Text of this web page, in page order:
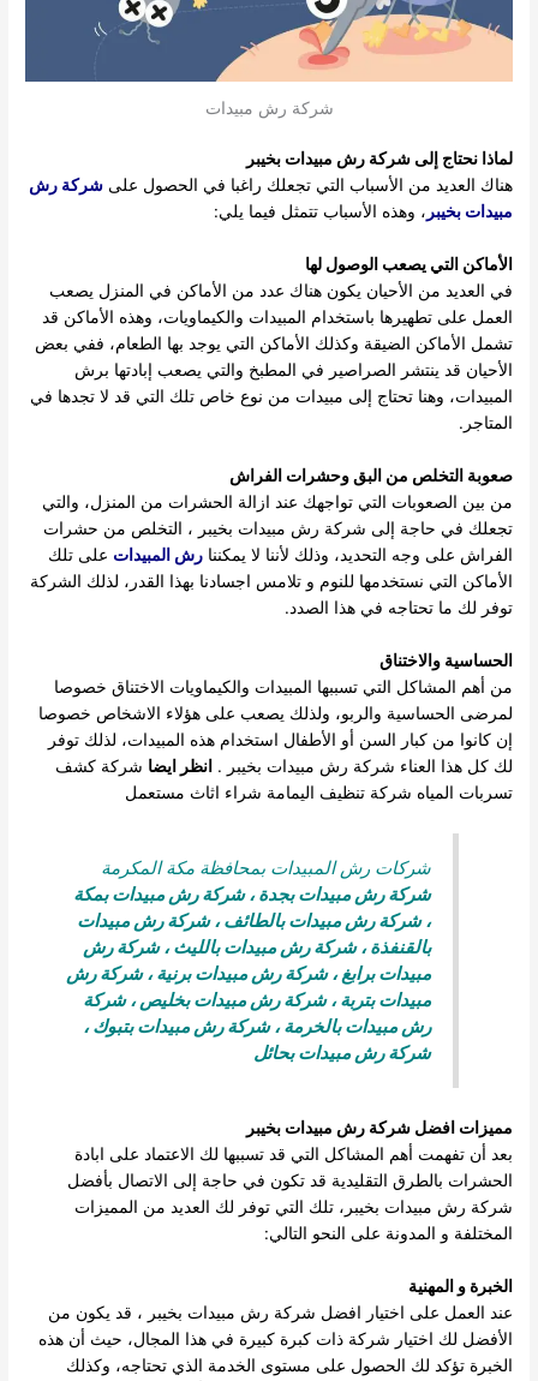
شركة رش مبيدات
لماذا نحتاج إلىشركة رش مبيدات بخيبر
هناك العديد من الأسباب التي تجعلك راغبا في الحصول علىشركة رش
مبيدات بخيبر ، وهذه الأسباب تتمثل فيما يلي:
الأماكن التي يصعب الوصول لها
في العديد من الأحيان يكون هناك عدد من الأماكن في المنزل يصعب
العمل على تطهيرها باستخدام المبيدات والكيماويات، وهذه الأماكن قد
تشمل الأماكن الضيقة وكذلك الأماكن التي يوجد بها الطعام، ففي بعض
الأحيان قد ينتشر الصراصير في المطبخ والتي يصعب إبادتها برش
المبيدات، وهنا تحتاج إلى مبيدات من نوع خاص تلك التي قد لا تجدها في
المتاجر.
صعوبة التخلص من البق وحشرات الفراش
من بين الصعوبات التي تواجهك عند ازالة الحشرات من المنزل، والتي
تجعلك في حاجة إلى شركة رش مبيدات بخيبر ، التخلص من حشرات
الفراش على وجه التحديد، وذلك لأننا لا يمكننارش المبيدات على تلك
الأماكن التي نستخدمها للنوم و تلامس اجسادنا بهذا القدر، لذلك الشركة
توفر لك ما تحتاجه في هذا الصدد.
الحساسية والاختناق
من أهم المشاكل التي تسببها المبيدات والكيماويات الاختناق خصوصا
لمرضى الحساسية والربو، ولذلك يصعب على هؤلاء الاشخاص خصوصا
إن كانوا من كبار السن أو الأطفال استخدام هذه المبيدات، لذلك توفر
لك كل هذا العناء شركة رش مبيدات بخيبر . انظر ايضا شركة كشف
تسربات المياه شركة تنظيف اليمامة شراء اثاث مستعمل
شركات رش المبيدات بمحافظة مكة المكرمة
شركة رش مبيدات بجدة،شركة رش مبيدات بمكة
،شركة رش مبيدات بالطائف،شركة رش مبيدات
بالقنفذة،شركة رش مبيدات بالليث،شركة رش
مبيدات برابغ،شركة رش مبيدات برنية،شركة رش
مبيدات بتربة،شركة رش مبيدات بخليص،شركة
رش مبيدات بالخرمة،شركة رش مبيدات بتبوك،
شركة رش مبيدات بحائل
مميزات افضلشركة رش مبيدات بخيبر
بعد أن تفهمت أهم المشاكل التي قد تسببها لك الاعتماد على ابادة
الحشرات بالطرق التقليدية قد تكون في حاجة إلى الاتصال بأفضل
شركة رش مبيدات بخيبر، تلك التي توفر لك العديد من المميزات
المختلفة و المدونة على النحو التالي:
الخبرة و المهنية
عند العمل على اختيار افضل شركة رش مبيدات بخيبر ، قد يكون من
الأفضل لك اختيار شركة ذات كبرة كبيرة في هذا المجال، حيث أن هذه
الخبرة تؤكد لك الحصول على مستوى الخدمة الذي تحتاجه، وكذلك